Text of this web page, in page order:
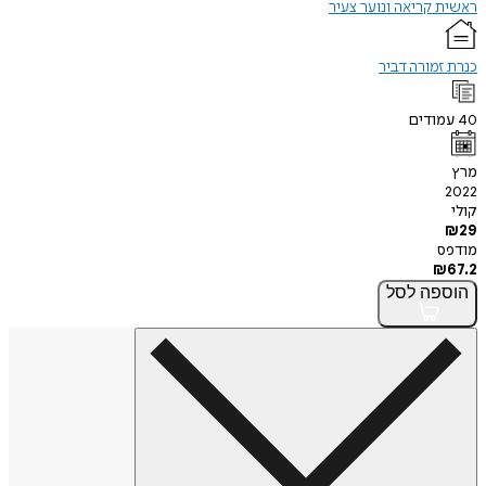
קריאה ונוער צעיר
זמורה דביר
עמודים
₪
₪
לסל